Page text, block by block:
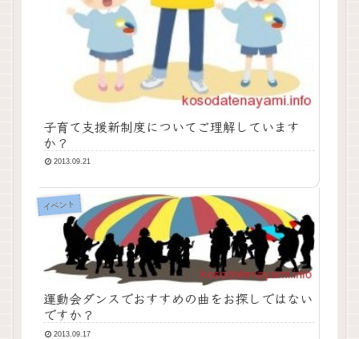
子育て支援新制度についてご理解しています
か？
2013.09.21
イベント
運動会ダンスでおすすめの曲をお探しではない
ですか？
2013.09.17